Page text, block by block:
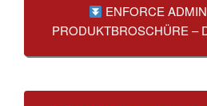
ENFORCE
PRODUKTBROSCHÜRE –